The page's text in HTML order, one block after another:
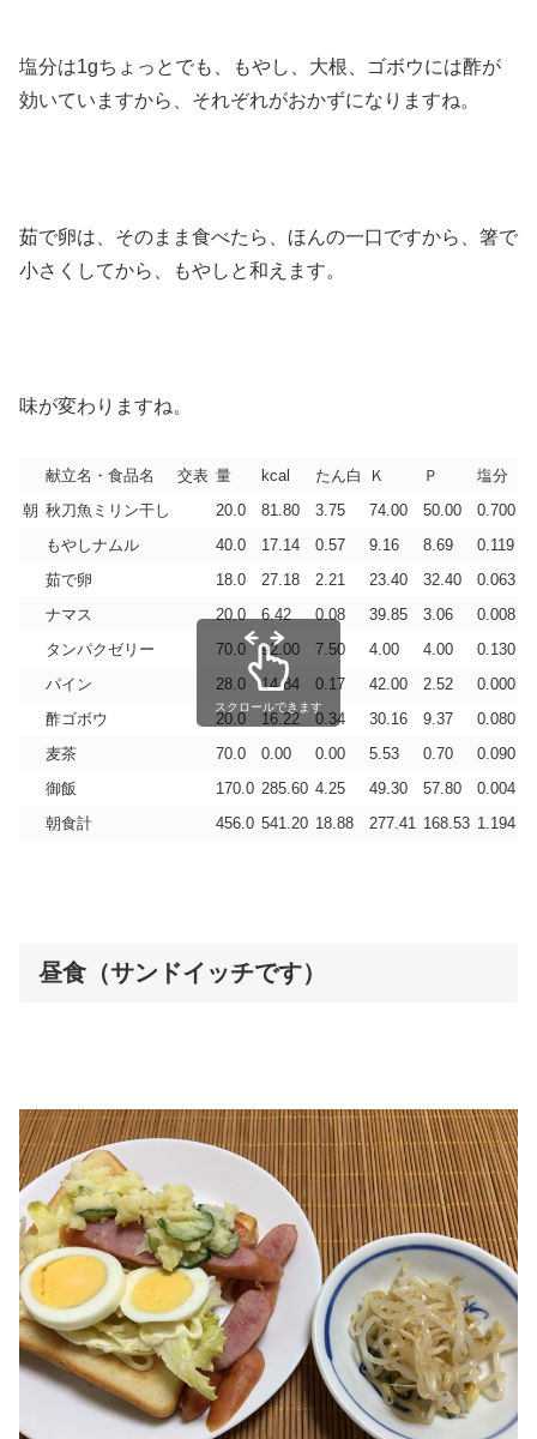
塩分は1gちょっとでも、もやし、大根、ゴボウには酢が
効いていますから、それぞれがおかずになりますね。
茹で卵は、そのまま食べたら、ほんの一口ですから、箸で
小さくしてから、もやしと和えます。
味が変わりますね。
献立名・食品名 交表 量 kcal たん白 Ｋ Ｐ
塩分
朝 秋刀魚ミリン干し 20.0 81.80 3.75 74.00 50.00
0.700
もやしナムル
40.0 17.14 0.57 9.16 8.69
0.119
茹で卵
18.0 27.18 2.21 23.40 32.40
0.063
ナマス
20.0 6.42 0.08 39.85 3.06
0.008
タンパクゼリー
70.0 92.00 7.50 4.00 4.00
0.130
パイン
28.0 14.84 0.17 42.00 2.52
0.000
酢ゴボウ
20.0 16.22 0.34 30.16 9.37
0.080
麦茶
70.0 0.00 0.00 5.53 0.70
0.090
御飯
170.0 285.60 4.25 49.30 57.80
0.004
朝食計
456.0 541.20 18.88 277.41 168.53 1.194
スクロールできます
昼食（サンドイッチです）